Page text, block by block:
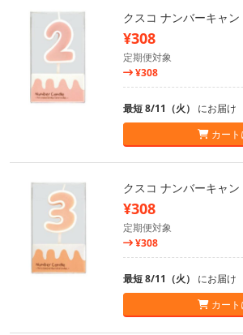
クスコ ナンバーキャ
¥308
定期便対象
¥308
最短 8/11（火） にお届け
カート
クスコ ナンバーキャ
¥308
定期便対象
¥308
最短 8/11（火） にお届け
カート